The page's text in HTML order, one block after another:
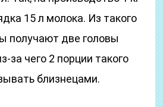
15 л молока. Из такого
получают две головы
за чего 2 порции такого
близнецами.